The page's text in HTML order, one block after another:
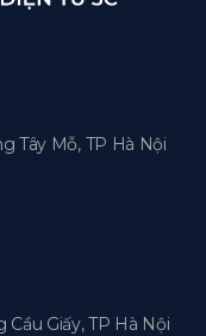
Tây Mỗ, TP Hà Nội
Cầu Giấy, TP Hà Nội